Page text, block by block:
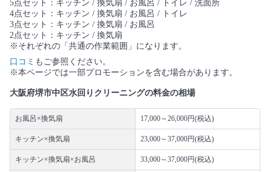
5点セット：キッチン / 換気扇 / お風呂 / トイレ / 洗面所
4点セット：キッチン / 換気扇 / お風呂 / トイレ
3点セット：キッチン / 換気扇 / お風呂
2点セット：キッチン / 換気扇
※それぞれの「共通の作業範囲」になります。
口コミ もご参照ください。
※本ページでは一部プロモーションを含む場合があります。
大阪府堺市中区水回りクリーニングの料金の相場
お風呂×換気扇 17,000～26,000円(税込)
キッチン×換気扇 23,000～37,000円(税込)
キッチン×換気扇×お風呂 33,000～37,000円(税込)